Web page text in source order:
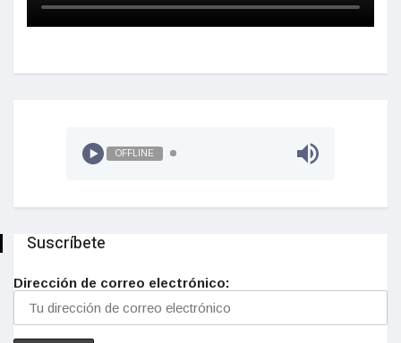
OFFLINE
Suscríbete
Dirección de correo electrónico: